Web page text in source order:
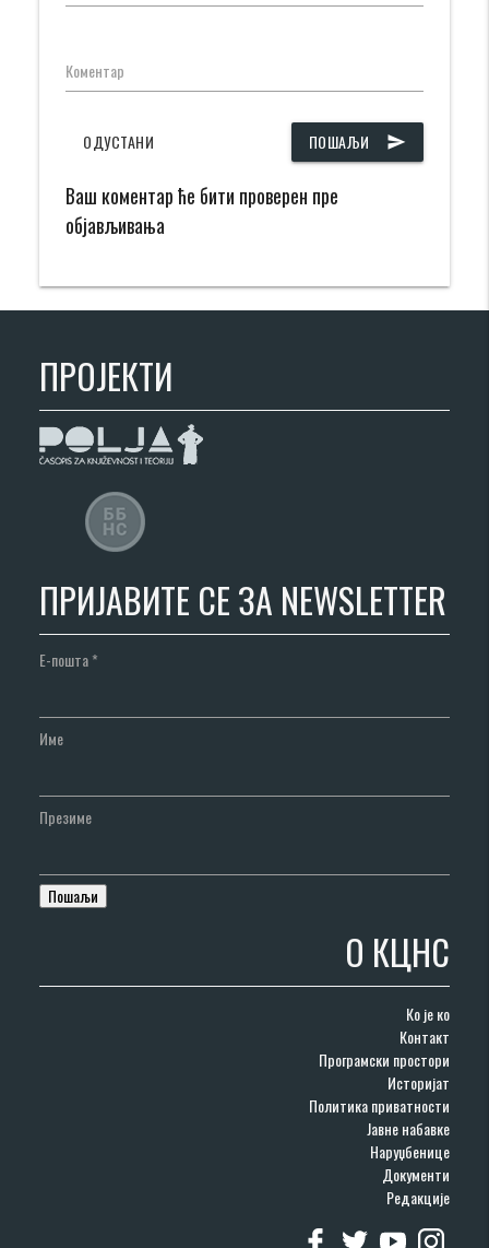
Коментар
ПОШАЉИ send
ОДУСТАНИ
Ваш коментар ће бити проверен пре
објављивања
ПРОЈЕКТИ
ПРИЈАВИТЕ СЕ ЗА NEWSLETTER
Е-пошта*
Име
Презиме
О КЦНС
Ко је ко
Контакт
Програмски простори
Историјат
Политика приватности
Јавне набавке
Наруџбенице
Документи
Редакције